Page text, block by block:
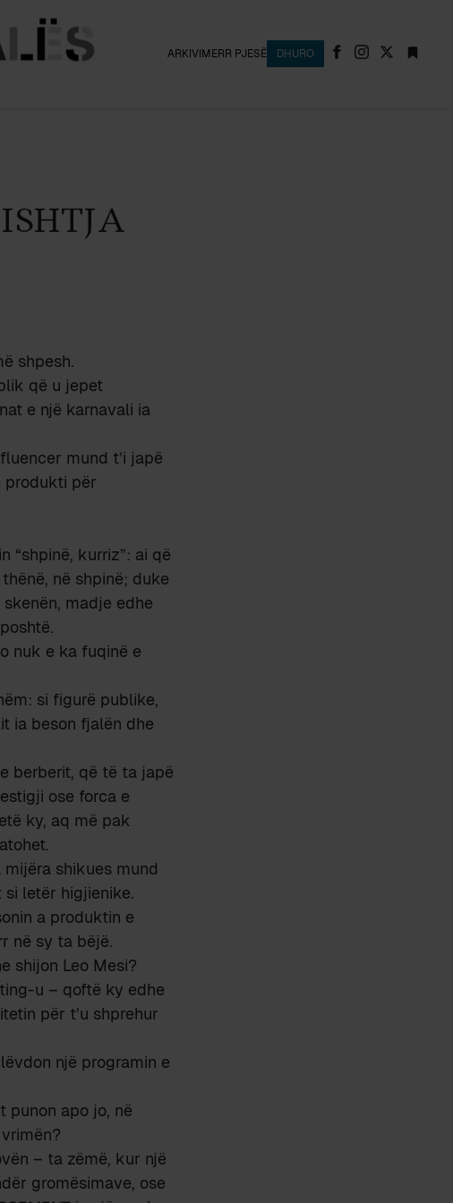
ARKIVIMERR PJESË DHURO
shpesh.
që u jepet
e një karnavali ia
mund t’i japë
produkti për
“shpinë, kurriz”: ai që
në shpinë; duke
madje edhe
nuk e ka fuqinë e
si figurë publike,
ia beson fjalën dhe
berberit, që të ta japë
ose forca e
ky, aq më pak
shikues mund
letër higjienike.
a produktin e
në sy ta bëjë.
shijon Leo Mesi?
u – qoftë ky edhe
për t’u shprehur
një programin e
punon apo jo, në
– ta zëmë, kur një
gromësimave, ose